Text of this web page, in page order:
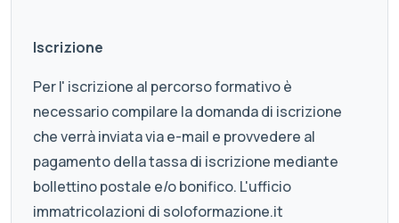
Iscrizione
Per l' iscrizione al percorso formativo è
necessario compilare la domanda di iscrizione
che verrà inviata via e-mail e provvedere al
pagamento della tassa di iscrizione mediante
bollettino postale e/o bonifico. L'ufficio
immatricolazioni di soloformazione.it